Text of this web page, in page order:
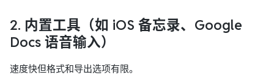
2. 内置工具 （如 iOS 备忘录、Google
Docs 语音输入）
速度快但格式和导出选项有限。